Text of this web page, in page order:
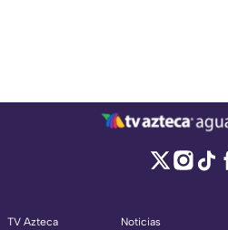
TV Azteca
Noticias